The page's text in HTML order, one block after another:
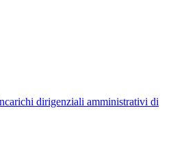
dirigenziali amministrativi di